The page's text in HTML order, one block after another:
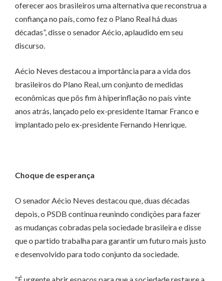
oferecer aos brasileiros uma alternativa que reconstrua a
confiança no país, como fez o Plano Real há duas
décadas”, disse o senador Aécio, aplaudido em seu
discurso.
Aécio Neves destacou a importância para a vida dos
brasileiros do Plano Real, um conjunto de medidas
econômicas que pôs fim à hiperinflação no país vinte
anos atrás, lançado pelo ex-presidente Itamar Franco e
implantado pelo ex-presidente Fernando Henrique.
Choque de esperança
O senador Aécio Neves destacou que, duas décadas
depois, o PSDB continua reunindo condições para fazer
as mudanças cobradas pela sociedade brasileira e disse
que o partido trabalha para garantir um futuro mais justo
e desenvolvido para todo conjunto da sociedade.